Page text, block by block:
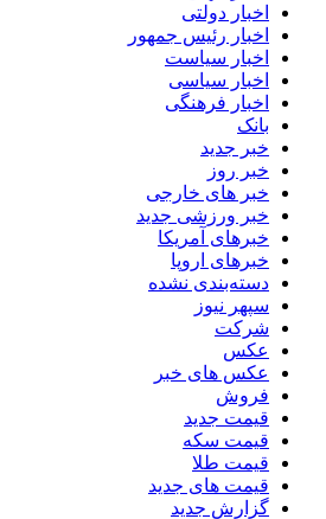
اخبار دولتی
اخبار رئیس جمهور
اخبار سیاست
اخبار سیاسی
اخبار فرهنگی
بانک
خبر جدید
خبر روز
خبر های خارجی
خبر ورزشی جدید
خبرهای آمریکا
خبرهای اروپا
دسته‌بندی نشده
سپهر نیوز
شرکت
عکس
عکس های خبر
فروش
قیمت جدید
قیمت سکه
قیمت طلا
قیمت های جدید
گزارش جدید